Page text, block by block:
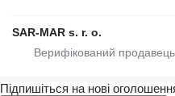
SAR-MAR s. r. o.
Підпишіться на нові